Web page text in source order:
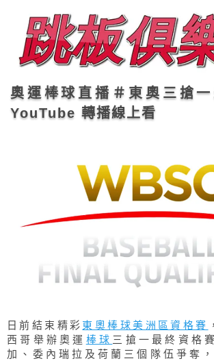
奧運棒球直播＃東奧三搶
YouTube 轉播線上看
日前結束精彩 東奧棒球美洲區資格賽
西哥舉辦奧運 棒球 三搶一最終資格
加、委內瑞拉及荷蘭三個隊伍爭奪